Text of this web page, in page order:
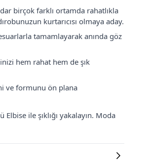
birçok farklı ortamda rahatlıkla
kurtarıcısı olmaya aday.
tamamlayarak anında göz
hem rahat hem de şık
ve formunu ön plana
ile şıklığı yakalayın. Moda